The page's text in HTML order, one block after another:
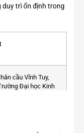
trì ổn định trong
cầu Vĩnh Tuy,
Đại học Kinh
nhiều khu dân